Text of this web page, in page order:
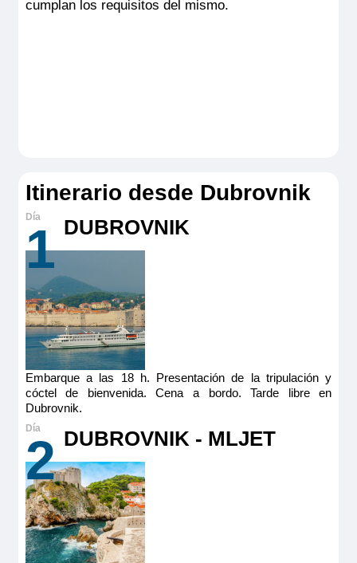
cumplan los requisitos del mismo.
Itinerario desde Dubrovnik
1 DUBROVNIK
Embarque a las 18 h. Presentación de la tripulación y
cóctel de bienvenida. Cena a bordo. Tarde libre en
Dubrovnik.
2 DUBROVNIK - MLJET